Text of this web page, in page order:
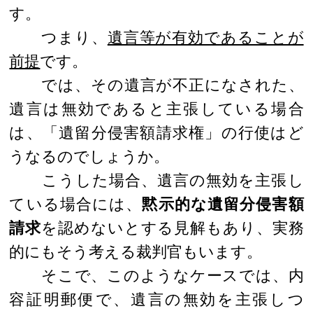
す。
つまり、 遺言等が有効であることが
前提です。
では、その遺言が不正になされた、
遺言は無効であると主張している場合
は、「遺留分侵害額請求権」の行使はど
うなるのでしょうか。
こうした場合、遺言の無効を主張し
ている場合には、黙示的な遺留分侵害額
請求を認めないとする見解もあり、実務
的にもそう考える裁判官もいます。
そこで、このようなケースでは、内
容証明郵便で、遺言の無効を主張しつ